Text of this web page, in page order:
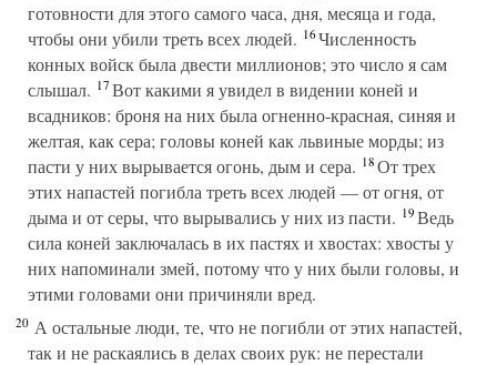
готовности для этого самого часа, дня, месяца и года,
чтобы они убили треть всех людей. 16Численность
конных войск была двести миллионов; это число я сам
слышал. 17Вот какими я увидел в видении коней и
всадников: броня на них была огненно-красная, синяя и
желтая, как сера; головы коней как львиные морды; из
пасти у них вырывается огонь, дым и сера. 18От трех
этих напастей погибла треть всех людей — от огня, от
дыма и от серы, что вырывались у них из пасти. 19Ведь
сила коней заключалась в их пастях и хвостах: хвосты у
них напоминали змей, потому что у них были головы, и
этими головами они причиняли вред.
20 А остальные люди, те, что не погибли от этих напастей,
так и не раскаялись в делах своих рук: не перестали